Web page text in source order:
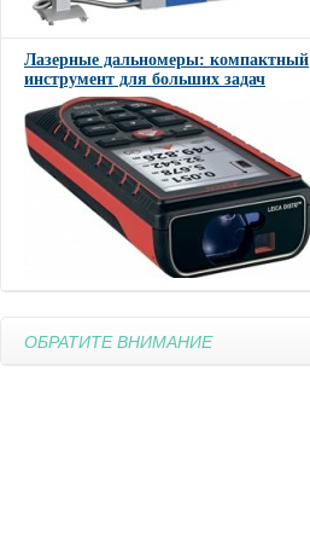
Лазерные дальномеры: компактный
инструмент для больших задач
ОБРАТИТЕ ВНИМАНИЕ